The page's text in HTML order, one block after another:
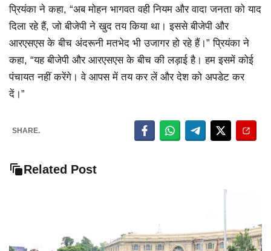
प्रियंका ने कहा, “अब मोहन भागवत वही नियम और वादा जनता को याद
दिला रहे हैं, जो बीजेपी ने खुद तय किया था। इससे बीजेपी और
आरएसएस के बीच अंदरूनी मतभेद भी उजागर हो रहे हैं।” प्रियंका ने
कहा, “यह बीजेपी और आरएसएस के बीच की लड़ाई है। हम इसमें कोई
पंचायत नहीं करेंगे। वे आपस में तय कर लें और देश को अपडेट कर
दें।”
SHARE.
Related Post